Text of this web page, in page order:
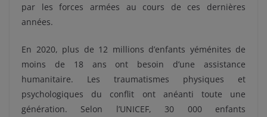
par les forces armées au cours de ces dernières
années.
En 2020, plus de 12 millions d’enfants yéménites de
moins de 18 ans ont besoin d’une assistance
humanitaire. Les traumatismes physiques et
psychologiques du conflit ont anéanti toute une
génération. Selon l’UNICEF, 30 000 enfants